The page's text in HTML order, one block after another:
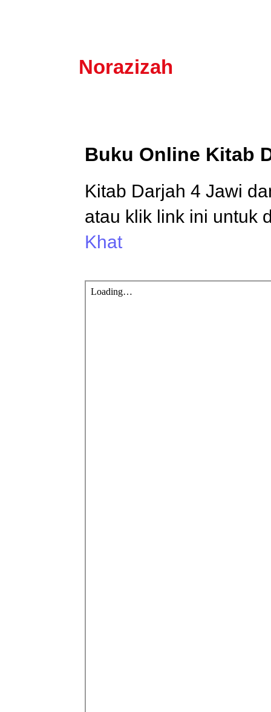
Norazizah
Buku Online Kitab
Kitab Darjah 4 Jawi
atau klik link ini untuk
Khat